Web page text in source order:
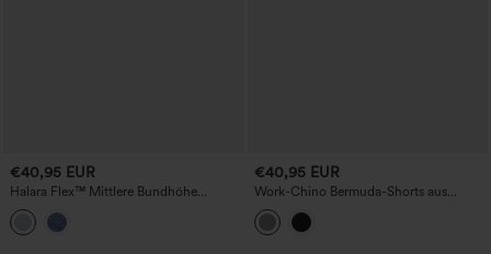
€40,95 EUR
Halara Flex™ Mittlere Bundhöhe
Taschen Skinny Cool Touch
Gewaschene Denim Casual Shorts
€40,95 EUR
Work-Chino Bermuda-Shorts aus
Baumwolle mit hohem Bund, geradem
Bein und Taschen.